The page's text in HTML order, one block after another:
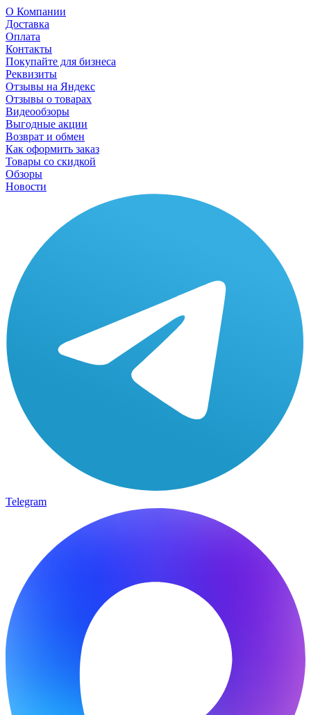
О Компании
Доставка
Оплата
Контакты
Покупайте для бизнеса
Реквизиты
Отзывы на Яндекс
Отзывы о товарах
Видеообзоры
Выгодные акции
Возврат и обмен
Как оформить заказ
Товары со скидкой
Обзоры
Новости
Telegram